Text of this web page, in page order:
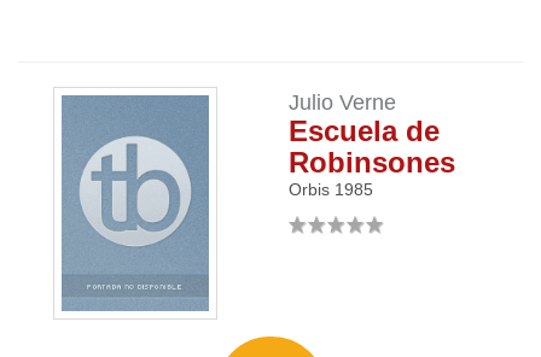
Julio Verne
Escuela de
Robinsones
Orbis 1985